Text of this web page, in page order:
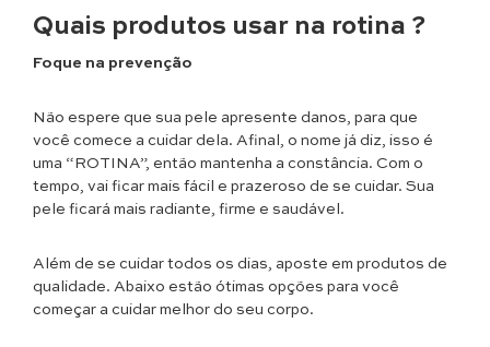
Quais produtos usar na rotina ?
Foque na prevenção
Não espere que sua pele apresente danos, para que
você comece a cuidar dela. Afinal, o nome já diz, isso é
uma “ROTINA”, então mantenha a constância. Com o
tempo, vai ficar mais fácil e prazeroso de se cuidar. Sua
pele ficará mais radiante, firme e saudável.
Além de se cuidar todos os dias, aposte em produtos de
qualidade. Abaixo estão ótimas opções para você
começar a cuidar melhor do seu corpo.